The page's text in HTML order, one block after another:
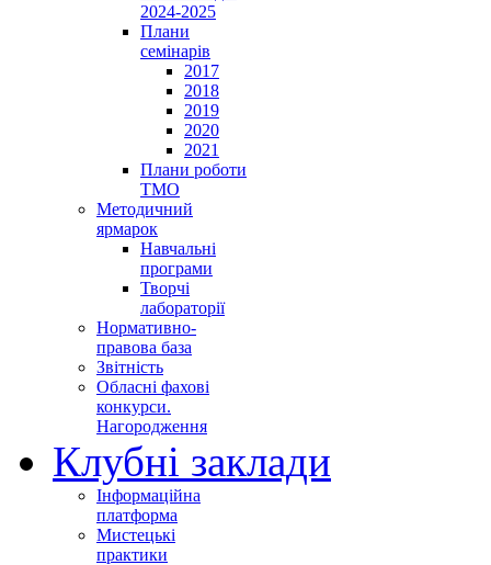
2024-2025
Плани
семінарів
2017
2018
2019
2020
2021
Плани роботи
ТМО
Методичний
ярмарок
Навчальні
програми
Творчі
лабораторії
Нормативно-
правова база
Звітність
Обласні фахові
конкурси.
Нагородження
Клубні заклади
Інформаційна
платформа
Мистецькі
практики